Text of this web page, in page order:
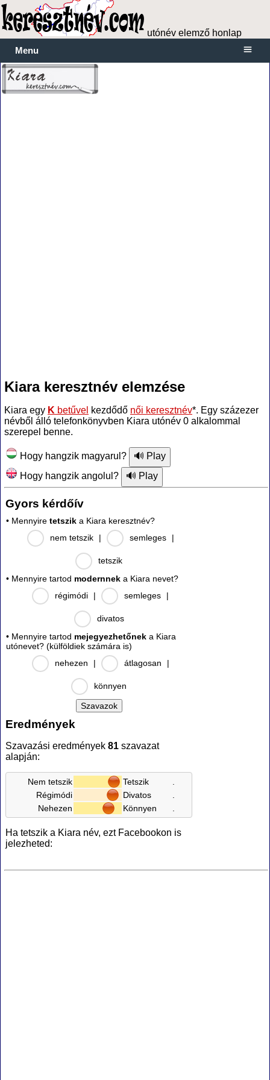
utónév elemző honlap
Menu
Kiara keresztnév elemzése
Kiara egy K betűvel kezdődő női keresztnév*. Egy százezer
névből álló telefonkönyvben Kiara utónév 0 alkalommal
szerepel benne.
Hogy hangzik magyarul?
Hogy hangzik angolul?
Gyors kérdőív
• Mennyire tetszik a Kiara keresztnév?
nem tetszik
| semleges |
tetszik
• Mennyire tartod modernnek a Kiara nevet?
régimódi
| semleges |
divatos
• Mennyire tartod mejegyezhetőnek a Kiara
utónevet? (külföldiek számára is)
nehezen
| átlagosan |
könnyen
Eredmények
Szavazási eredmények 81 szavazat
alapján:
Nem tetszik Tetszik
Régimódi
Divatos
Nehezen
Könnyen
Ha tetszik a Kiara név, ezt Facebookon is
jelezheted: